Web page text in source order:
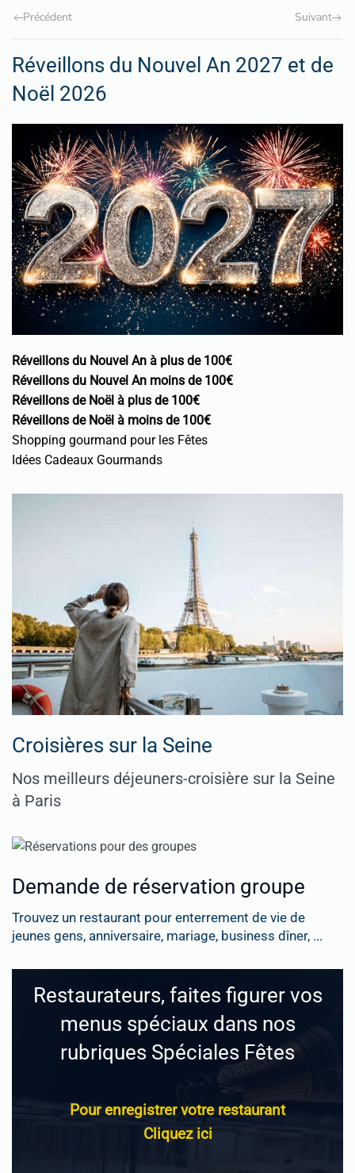
Précédent Suivant
Réveillons du Nouvel An 2027 et de
Noël 2026
Réveillons du Nouvel An à plus de 100€
Réveillons du Nouvel An moins de 100€
Réveillons de Noël à plus de 100€
Réveillons de Noël à moins de 100€
Shopping gourmand pour les Fêtes
Idées Cadeaux Gourmands
Croisières sur la Seine
Nos meilleurs déjeuners-croisière sur la Seine
à Paris
Demande de réservation groupe
Trouvez un restaurant pour enterrement de vie de
jeunes gens, anniversaire, mariage, business dîner, ...
Restaurateurs, faites figurer vos
menus spéciaux dans nos
rubriques Spéciales Fêtes
Pour enregistrer votre restaurant
Cliquez ici